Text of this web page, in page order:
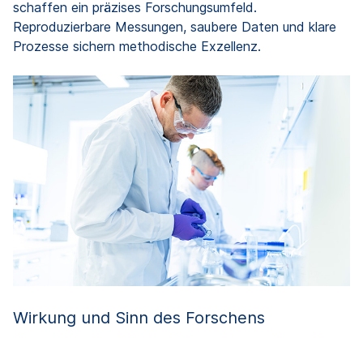
schaffen ein präzises Forschungsumfeld.
Reproduzierbare Messungen, saubere Daten und klare
Prozesse sichern methodische Exzellenz.
Wirkung und Sinn des Forschens